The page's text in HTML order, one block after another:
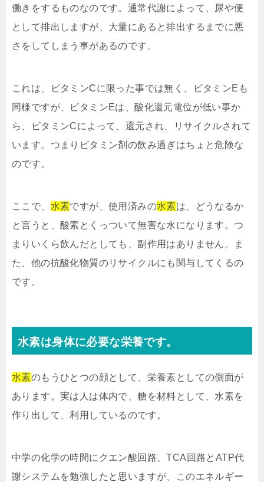
働きをするものなのです。通常代謝によって、尿や便
として排出しますが、大量にあると排出するまでに悪
さをしてしまう事があるのです。
これは、ビタミンCに限った事では無く、ビタミンEも
同様ですが、ビタミンEは、酸化還元電位が低い事か
ら、ビタミンCによって、還元され、リサイクルされて
います。つまりビタミン剤の飲み過ぎはちょと危険な
のです。
ここで、 水素ですが、使用済みの水素は、どうなるか
と言うと、酸素とくっついて無害な水になります。つ
まりいくら飲んだとしても、副作用はありません。ま
た、他の抗酸化物質のリサイクルにも関与してくるの
です。
水素は身体に必要な栄養です。
水素のもうひとつの顔として、栄養素としての側面が
あります。実は人は体内で、糖を材料として、水素を
作り出して、利用しているのです。
中学の化学の時間にクエン酸回路、TCA回路とATP代
謝システムを勉強したと思いますが、このエネルギー